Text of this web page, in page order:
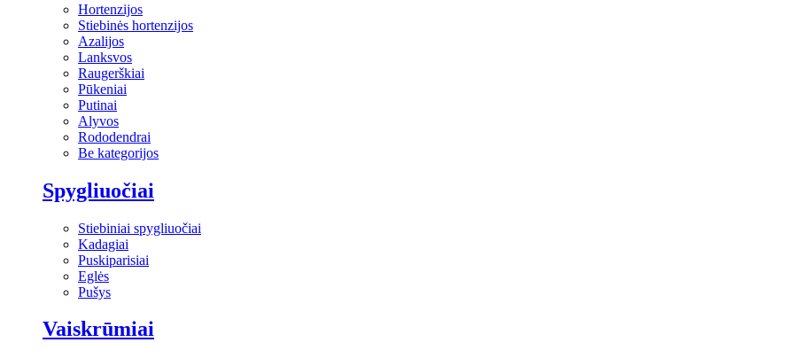
Hortenzijos
Stiebinės hortenzijos
Azalijos
Lanksvos
Raugerškiai
Pūkeniai
Putinai
Alyvos
Rododendrai
Be kategorijos
Spygliuočiai
Stiebiniai spygliuočiai
Kadagiai
Puskiparisiai
Eglės
Pušys
Vaiskrūmiai